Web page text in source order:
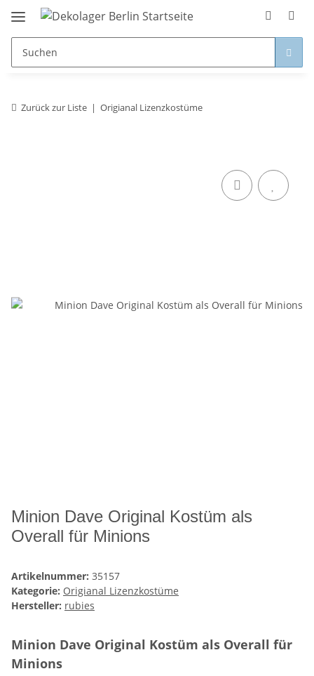
Zurück zur Liste Origianal Lizenzkostüme
Minion Dave Original Kostüm als
Overall für Minions
Artikelnummer: 35157
Kategorie: Origianal Lizenzkostüme
Hersteller: rubies
Minion Dave Original Kostüm als Overall für
Minions